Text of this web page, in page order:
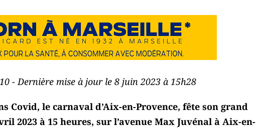
- Dernière mise à jour le 8 juin 2023 à 15h28
Covid, le carnaval d’Aix-en-Provence, fête son grand
2023 à 15 heures, sur l’avenue Max Juvénal à Aix-en-